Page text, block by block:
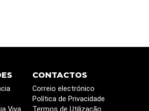
CONTACTOS
Correio electrónico
Política de Privacidade